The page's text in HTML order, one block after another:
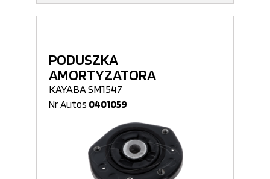
PODUSZKA
AMORTYZATORA
KAYABA SM1547
Nr Autos 0401059